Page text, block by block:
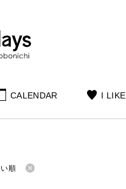
CALENDAR I LIKE
順